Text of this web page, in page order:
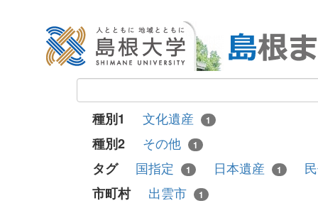
種別1 文化遺産 1
種別2 その他 1
タグ 国指定 1 日本遺産 1
市町村
出雲市 1